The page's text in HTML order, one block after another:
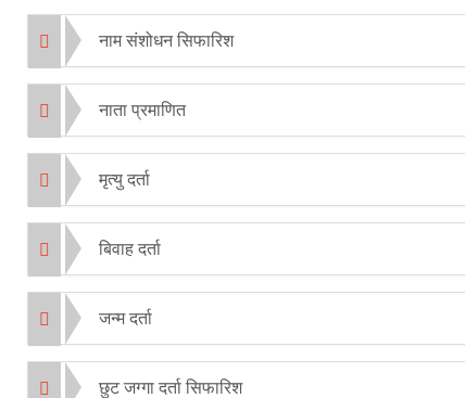
नाम संशोधन सिफारिश
नाता प्रमाणित
मृत्यु दर्ता
बिवाह दर्ता
जन्म दर्ता
छुट जग्गा दर्ता सिफारिश